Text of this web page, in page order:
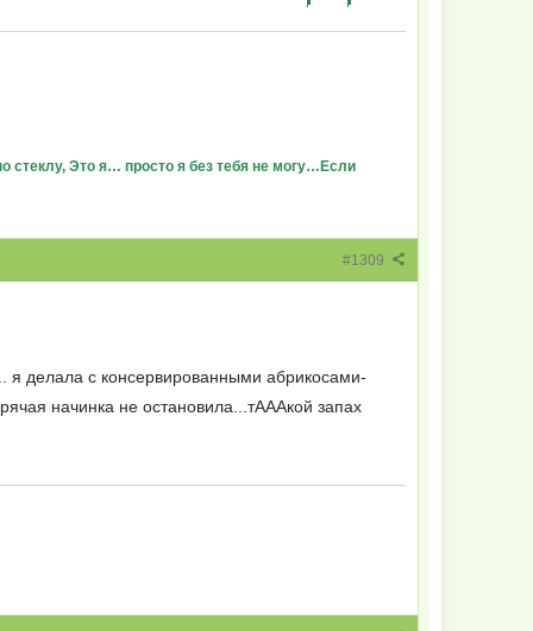
стеклу, Это я… просто я без тебя не могу…Если
#1309
я делала с консервированными абрикосами-
начинка не остановила...тАААкой запах